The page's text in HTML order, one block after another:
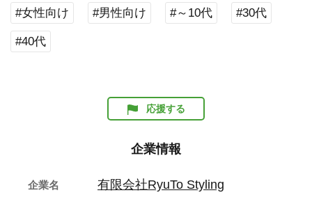
#女性向け #男性向け #～10代 #30代
#40代
応援する
企業情報
企業名 有限会社RyuTo Styling